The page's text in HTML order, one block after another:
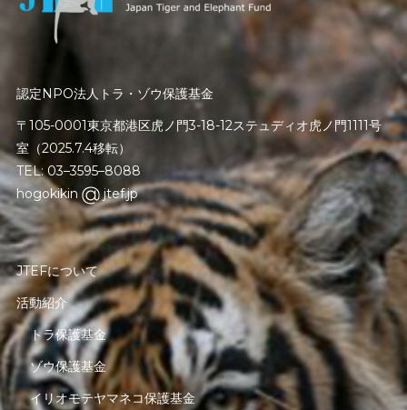
認定NPO法人トラ・ゾウ保護基金
〒105-0001東京都港区虎ノ門3-18-12ステュディオ虎ノ門1111号
室（2025.7.4移転）
TEL: 03–3595–8088
hogokikin
jtef.jp
JTEFについて
活動紹介
トラ保護基金
ゾウ保護基金
イリオモテヤマネコ保護基金